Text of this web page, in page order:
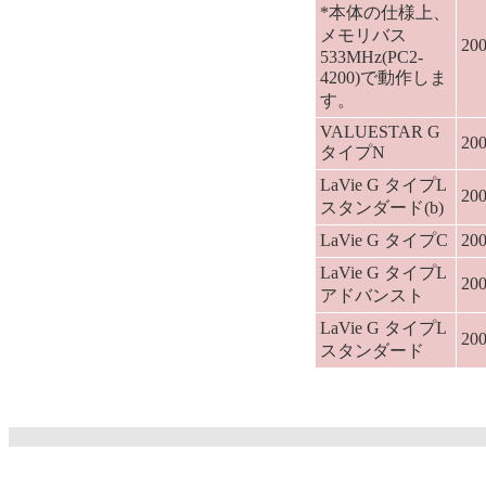
*本体の仕様上、
メモリバス
533MHz(PC2-
4200)で動作しま
す。
VALUESTAR G
タイプN
LaVie G タイプL
スタンダード(b)
LaVie G タイプC
LaVie G タイプL
アドバンスト
LaVie G タイプL
スタンダード